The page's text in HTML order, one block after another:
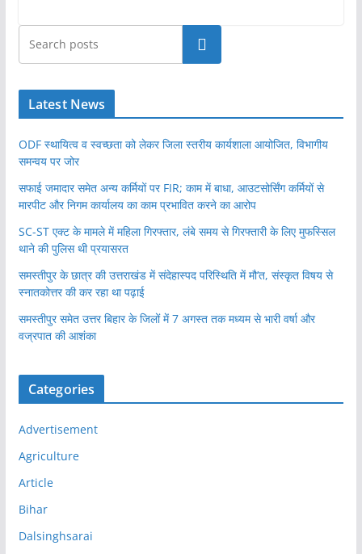
खोजें
Latest News
ODF स्थायित्व व स्वच्छता को लेकर जिला स्तरीय कार्यशाला आयोजित, विभागीय
समन्वय पर जोर
सफाई जमादार समेत अन्य कर्मियों पर FIR; काम में बाधा, आउटसोर्सिंग कर्मियों से
मारपीट और निगम कार्यालय का काम प्रभावित करने का आरोप
SC-ST एक्ट के मामले में महिला गिरफ्तार, लंबे समय से गिरफ्तारी के लिए मुफस्सिल
थाने की पुलिस थी प्रयासरत
समस्तीपुर के छात्र की उत्तराखंड में संदेहास्पद परिस्थिति में मौ’त, संस्कृत विषय से
स्नातकोत्तर की कर रहा था पढ़ाई
समस्तीपुर समेत उत्तर बिहार के जिलों में 7 अगस्त तक मध्यम से भारी वर्षा और
वज्रपात की आशंका
Categories
Advertisement
Agriculture
Article
Bihar
Dalsinghsarai